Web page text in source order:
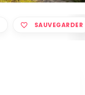
SAUVEGARDER